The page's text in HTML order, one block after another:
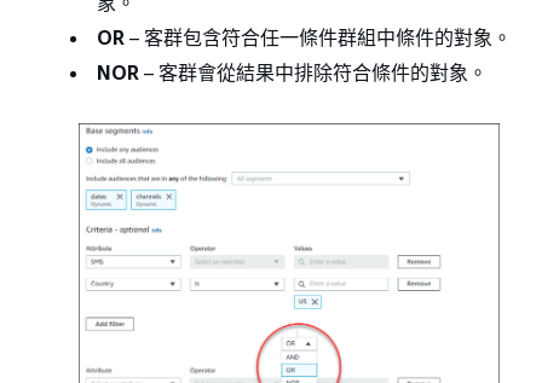
OR – 客群包含符合任一條件群組中條件的對象。
NOR – 客群會從結果中排除符合條件的對象。